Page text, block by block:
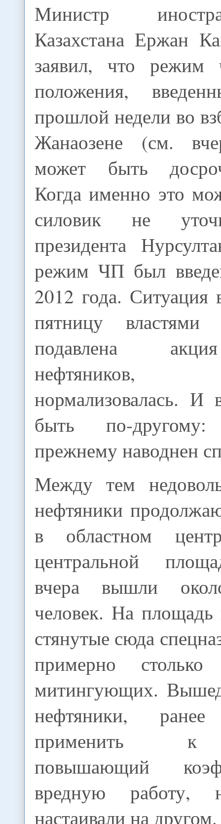
Министр
Казахстана Ержан
заявил, что режим
положения,
прошлой недели во
Жанаозене (см.
может быть
Когда именно это
силовик не
президента
режим ЧП был
2012 года. Ситуация
пятницу
подавлена
нефтяников,
нормализовалась. И
быть по-
прежнему наводнен
Между тем
нефтяники
в областном
центральной
вчера вышли
человек. На
стянутые сюда
примерно
митингующих.
нефтяники, ранее
применить к
повышающий
вредную работу,
настаивали на другом.